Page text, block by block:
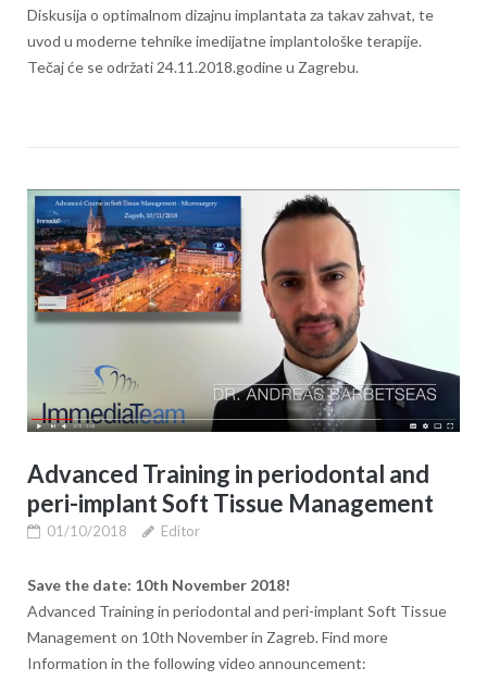
Diskusija o optimalnom dizajnu implantata za takav zahvat, te
uvod u moderne tehnike imedijatne implantološke terapije.
Tečaj će se održati 24.11.2018.godine u Zagrebu.
Advanced Training in periodontal and
peri-implant Soft Tissue Management
01/10/2018 Editor
Save the date: 10th November 2018!
Advanced Training in periodontal and peri-implant Soft Tissue
Management on 10th November in Zagreb. Find more
Information in the following video announcement: